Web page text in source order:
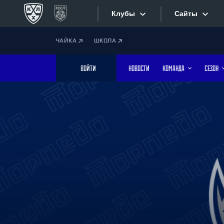
Клубы
Дивизион Боброва
Лада
Сайты
Текстовые
Фотобанк
ЧАЙКА ШКОЛА
ВОЙТИ НОВОСТИ КОМАНДА СЕЗОН